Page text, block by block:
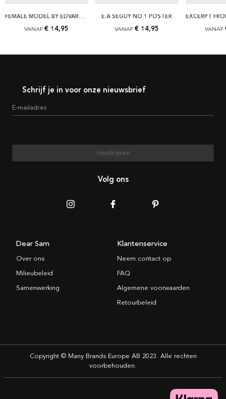
FEMALE MODEL BY EDVARD WEIE POSTER
VANAF € 14,95
E.A SÉGUY NO 1 POSTER
VANAF € 14,95 VANAF
Schrijf je in voor onze nieuwsbrief
E-mailadres
Inschrijven
Volg ons
Dear Sam
Over ons
Milieubeleid
Samenwerking
Klantenservice
Neem contact op
FAQ
Algemene voorwaarden
Retourbeleid
Copyright © Many Brands Europe AB 2023. Alle rechten
voorbehouden.